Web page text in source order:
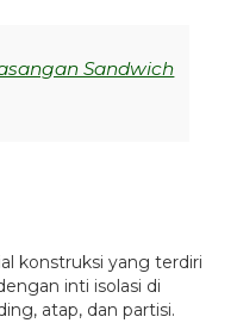
Sandwich
konstruksi yang terdiri
inti isolasi di
atap, dan partisi.